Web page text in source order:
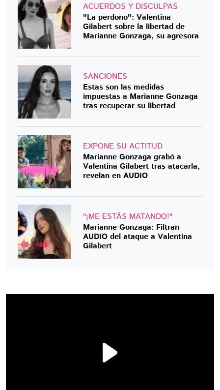
ACUERDOS Y DISCULPAS
"La perdono": Valentina
Gilabert sobre la libertad de
Marianne Gonzaga, su agresora
SANCIONES
Estas son las medidas
impuestas a Marianne Gonzaga
tras recuperar su libertad
EXPONE SU ACTITUD
Marianne Gonzaga grabó a
Valentina Gilabert tras atacarla,
revelan en AUDIO
"¡ME ESTÁS MATANDO!"
Marianne Gonzaga: Filtran
AUDIO del ataque a Valentina
Gilabert